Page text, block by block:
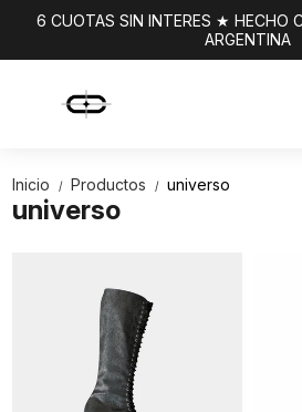
6 CUOTAS SIN INTERES ★ HECHO
ARGENTINA
Inicio / Productos / universo
universo